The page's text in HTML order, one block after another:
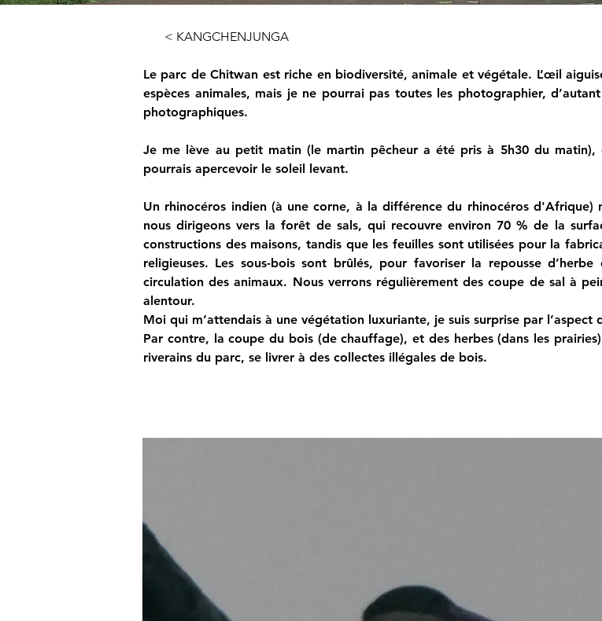
< KANGCHENJUNGA
Le parc de Chitwan est riche en biodiversité, animale et végétale. L’œil
espèces animales, mais je ne pourrai pas toutes les photographier,
photographiques.
Je me lève au petit matin (le martin pêcheur a été pris à 5h30 du
pourrais apercevoir le soleil levant.
Un rhinocéros indien (à une corne, à la différence du rhinocéros
nous dirigeons vers la forêt de sals, qui recouvre environ 70 % de la
constructions des maisons, tandis que les feuilles sont utilisées pour la
religieuses. Les sous-bois sont brûlés, pour favoriser la repousse
circulation des animaux. Nous verrons régulièrement des coupe de sal à
alentour.
Moi qui m’attendais à une végétation luxuriante, je suis surprise par l’aspect
Par contre, la coupe du bois (de chauffage), et des herbes (dans les
riverains du parc, se livrer à des collectes illégales de bois.